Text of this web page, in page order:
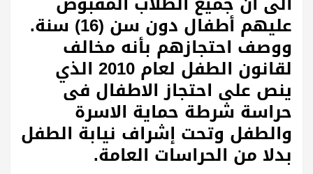
عليهم أطفال دون سن (16) سنة.
ووصف احتجازهم بأنه مخالف
لقانون الطفل لعام 2010 الذي
ينص على احتجاز الاطفال فى
حراسة شرطة حماية الاسرة
والطفل وتحت إشراف نيابة الطفل
بدلا من الحراسات العامة.